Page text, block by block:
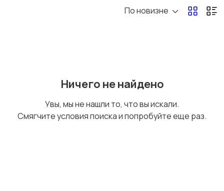
С/х животные
По новизне
Ничего не найдено
Увы, мы не нашли то, что вы искали.
Смягчите условия поиска и попробуйте еще раз.